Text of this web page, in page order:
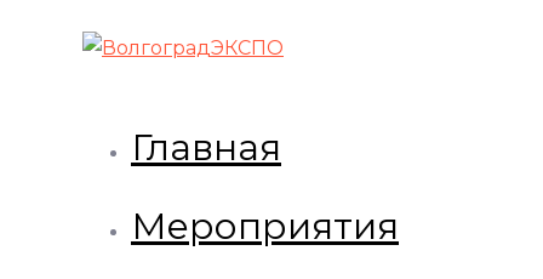
Главная
Мероприятия